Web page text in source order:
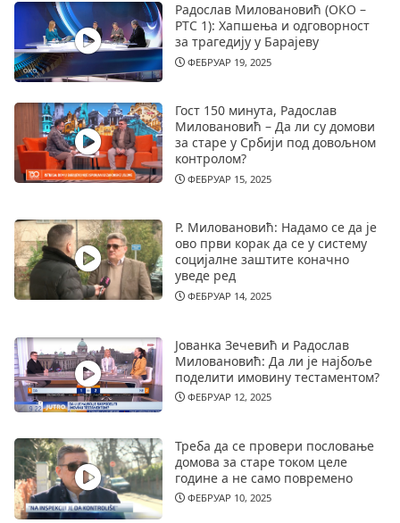
Радослав Миловановић (ОКО –
РТС 1): Хапшења и одговорност
за трагедију у Барајеву
ФЕБРУАР 19, 2025
Гост 150 минута, Радослав
Миловановић – Да ли су домови
за старе у Србији под довољном
контролом?
ФЕБРУАР 15, 2025
Р. Миловановић: Надамо се да је
ово први корак да се у систему
социјалне заштите коначно
уведе ред
ФЕБРУАР 14, 2025
Јованка Зечевић и Радослав
Миловановић: Да ли је најбоље
поделити имовину тестаментом?
ФЕБРУАР 12, 2025
Треба да се провери пословање
домова за старе током целе
године а не само повремено
ФЕБРУАР 10, 2025